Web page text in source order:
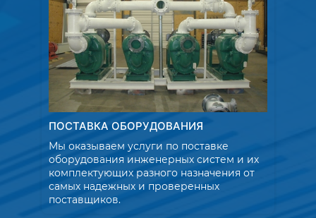
ПОСТАВКА ОБОРУДОВАНИЯ
Мы оказываем услуги по поставке
оборудования инженерных систем и их
комплектующих разного назначения от
самых надежных и проверенных
поставщиков.